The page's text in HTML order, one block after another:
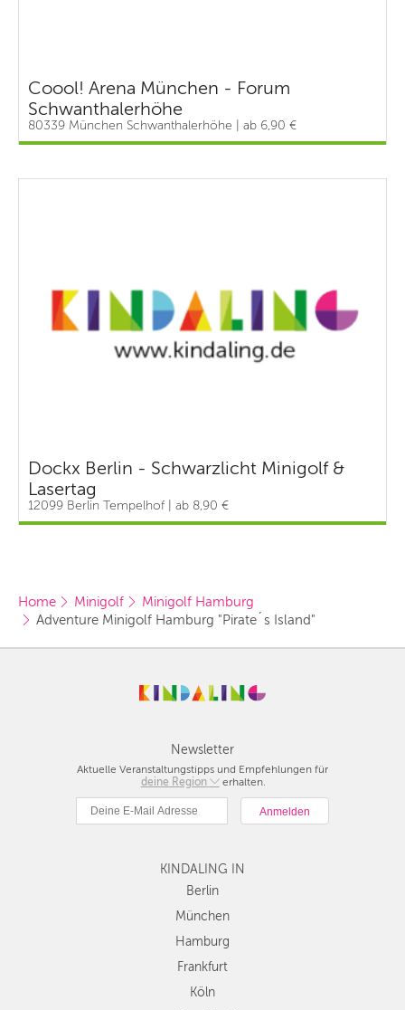
Coool! Arena München - Forum
Schwanthalerhöhe
80339 München Schwanthalerhöhe | ab 6,90 €
Dockx Berlin - Schwarzlicht Minigolf &
Lasertag
12099 Berlin Tempelhof | ab 8,90 €
Home Minigolf
Minigolf Hamburg
Adventure Minigolf Hamburg "Pirate´s Island"
Newsletter
Aktuelle Veranstaltungstipps und Empfehlungen für
deine Region
Berlin
München
Hamburg
Köln
Düsseldorf
Stuttgart
Essen
Dresden
erhalten.
KINDALING IN
Berlin
München
Hamburg
Frankfurt
Köln